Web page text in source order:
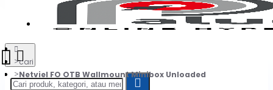
cari
Netviel FO OTB Wallmount Minibox Unloaded